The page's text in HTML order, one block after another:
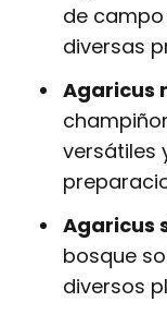
de campo
diversas
Agaricus
versátiles
Agaricus
bosque
diversos